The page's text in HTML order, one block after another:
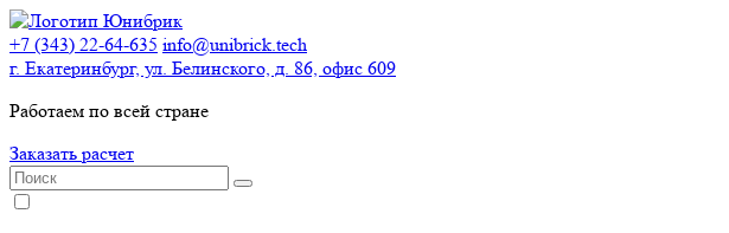
+7 (343) 22-64-635 info@unibrick.tech
г. Екатеринбург, ул. Белинского, д. 86, офис 609
Работаем по всей стране
Заказать расчет